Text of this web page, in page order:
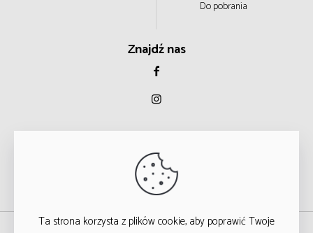
Do pobrania
Znajdź nas
Ta strona korzysta z plików cookie, aby poprawić Twoje